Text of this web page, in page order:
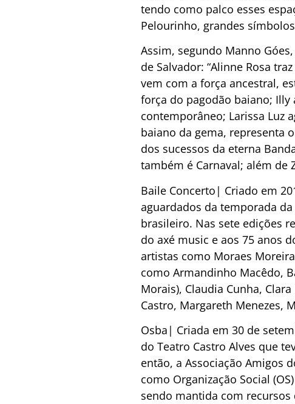
tendo como palco esses
Pelourinho, grandes
Assim, segundo Manno
de Salvador: “Alinne Rosa
vem com a força ancestral,
força do pagodão baiano; Illy
contemporâneo; Larissa Luz
baiano da gema, representa
dos sucessos da eterna
também é Carnaval; além de
Baile Concerto| Criado em
aguardados da temporada
brasileiro. Nas sete edições
do axé music e aos 75 anos
artistas como Moraes
como Armandinho Macêdo,
Morais), Claudia Cunha,
Castro, Margareth Menezes,
Osba| Criada em 30 de
do Teatro Castro Alves que
então, a Associação Amigos
como Organização Social
sendo mantida com recursos